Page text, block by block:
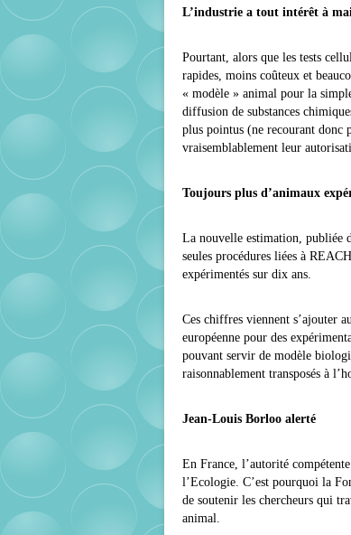
L’industrie a tout intérêt à
Pourtant, alors que les tests
rapides, moins coûteux et
« modèle » animal pour la
diffusion de substances
plus pointus (ne recourant donc
vraisemblablement leur
Toujours plus d’animaux
La nouvelle estimation, publiée
seules procédures liées à
expérimentés sur dix ans.
Ces chiffres viennent s’ajouter
européenne pour des
pouvant servir de modèle
raisonnablement transposés à
Jean-Louis Borloo alerté
En France, l’autorité
l’Ecologie. C’est pourquoi la
de soutenir les chercheurs qui
animal.